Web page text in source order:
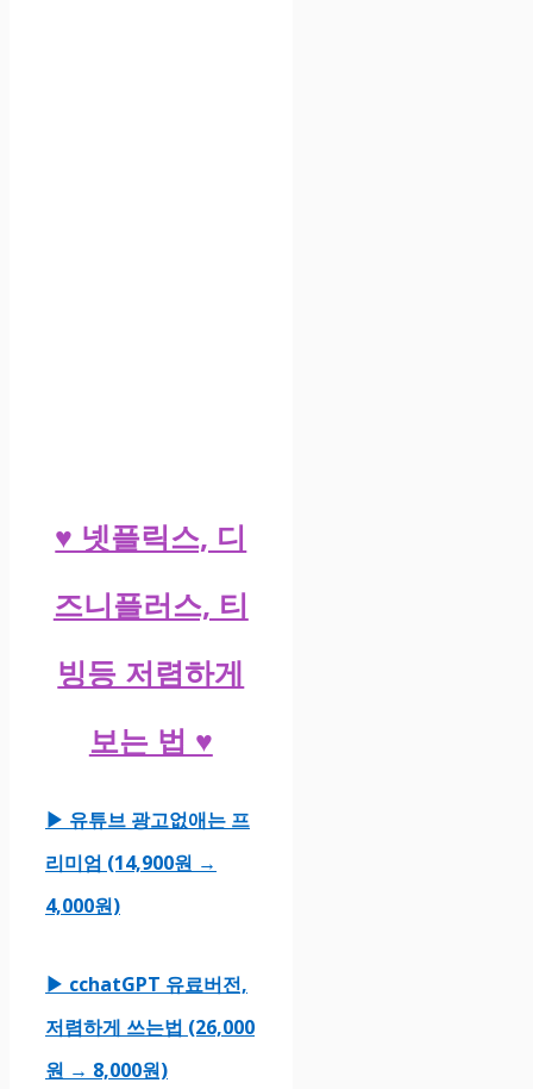
♥ 넷플릭스, 디
즈니플러스, 티
빙등 저렴하게
보는 법 ♥
▶ 유튜브 광고없애는 프
리미엄 (14,900원 →
4,000원)
▶ cchatGPT 유료버전,
저렴하게 쓰는법 (26,000
원 → 8,000원)